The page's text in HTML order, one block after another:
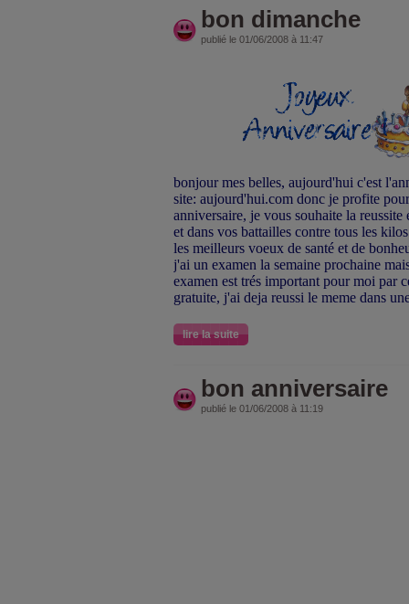
bon dimanche
publié le 01/06/2008 à 11:47
bonjour mes belles, aujourd'hui c'est
site: aujourd'hui.com donc je profite
anniversaire, je vous souhaite la reussite
et dans vos battailles contre tous les
les meilleurs voeux de santé et de
j'ai un examen la semaine prochaine
examen est trés important pour moi par
gratuite, j'ai deja reussi le meme dans
lire la suite
bon anniversaire
publié le 01/06/2008 à 11:19